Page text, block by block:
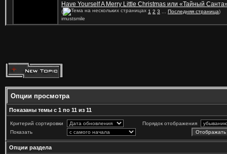
Have Yourself A Merry Little Christmas или «Тайный
( 1 2 3 Последняя страница)
imustsmile
Опции просмотра
Показаны темы с 1 по 11 из 11
Критерий сортировки
Порядок отображения
Показать
Опции раздела